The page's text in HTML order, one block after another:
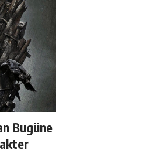
Bugüne